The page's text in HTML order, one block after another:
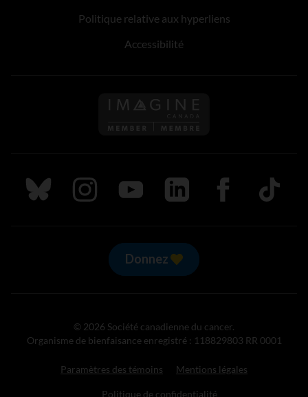
Politique relative aux hyperliens
Accessibilité
Suivez nous sur Bluesky
Suivez nous sur Instagram
Suivez nous sur Youtube
Suivez nous sur LinkedIn
Suivez nous sur
TikTok
Donnez
© 2026 Société canadienne du cancer.
Organisme de bienfaisance enregistré : 118829803 RR 0001
Paramètres des témoins Mentions légales
Politique de confidentialité